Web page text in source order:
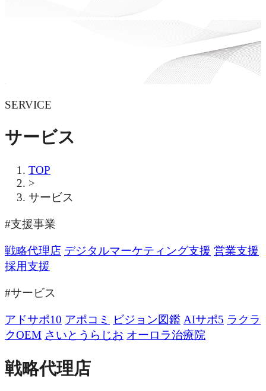
SERVICE
サービス
TOP
>
サービス
#支援事業
戦略代理店 デジタルマーケティング支援 営業支援
採用支援
#サービス
アドサポ10 アポコミ ビジョン図鑑 AIサポ5 ラクラ
クOEM さいとうらじお オーロラ治療院
戦略代理店